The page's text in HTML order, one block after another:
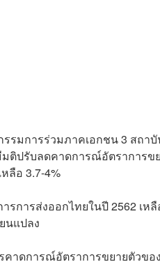
รมการร่วมภาคเอกชน 3 สถา
ติปรับลดคาดการณ์อัตราการข
ลือ 3.7-4%
การส่งออกไทยในปี 2562 เหลื
นแปลง
คาดการณ์อัตราการขยายตัวข